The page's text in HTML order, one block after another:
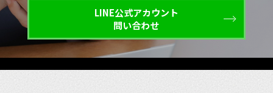
LINE公式アカウント
問い合わせ